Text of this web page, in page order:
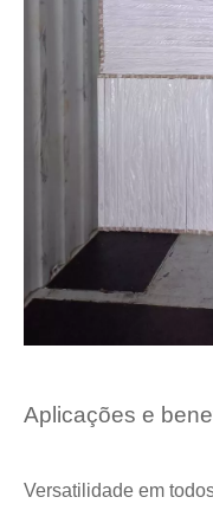
Aplicações e
Versatilidade em